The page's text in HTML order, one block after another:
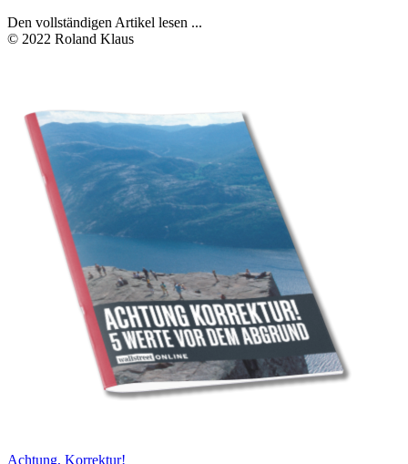
Den vollständigen Artikel lesen ...
© 2022 Roland Klaus
Achtung, Korrektur!